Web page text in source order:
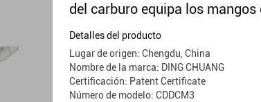
del carburo equipa los mangos
madera Diamond Sharp Carbide
Detalles del producto
Lugar de origen: Chengdu, China
Nombre de la marca: DING CHUANG
Certificación: Patent Certificate
Número de modelo: CDDCM3